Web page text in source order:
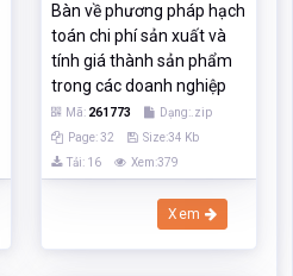
Bàn về phương pháp hạch
toán chi phí sản xuất và
tính giá thành sản phẩm
trong các doanh nghiệp
Mã: 261773
Dạng:.zip
Page: 32
Size:34 Kb
Tải: 16
Xem:379
Xem